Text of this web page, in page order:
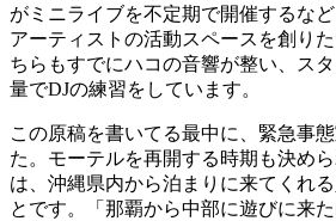
がミニライブを不定期で開催するな
アーティストの活動スペースを創り
ちらもすでにハコの音響が整い、ス
量でDJの練習をしています。
この原稿を書いてる最中に、緊急事
た。モーテルを再開する時期も決め
は、沖縄県内から泊まりに来てくれ
とです。「那覇から中部に遊びに来